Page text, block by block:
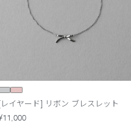
イヤード] リボン ブレスレット